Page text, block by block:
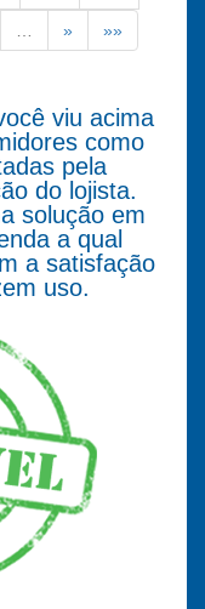
» »»
viu acima
como
pela
do lojista.
solução em
a qual
a satisfação
uso.